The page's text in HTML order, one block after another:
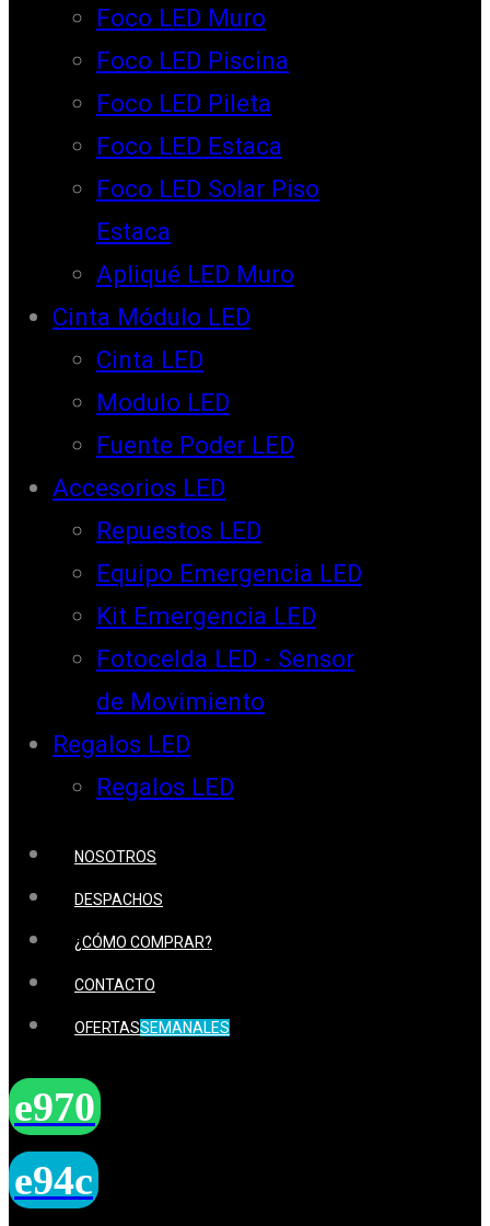
Foco LED Muro
Foco LED Piscina
Foco LED Pileta
Foco LED Estaca
Foco LED Solar Piso
Estaca
Apliqué LED Muro
Cinta Módulo LED
Cinta LED
Modulo LED
Fuente Poder LED
Accesorios LED
Repuestos LED
Equipo Emergencia LED
Kit Emergencia LED
Fotocelda LED - Sensor
de Movimiento
Regalos LED
Regalos LED
NOSOTROS
DESPACHOS
¿CÓMO COMPRAR?
CONTACTO
OFERTASSEMANALES